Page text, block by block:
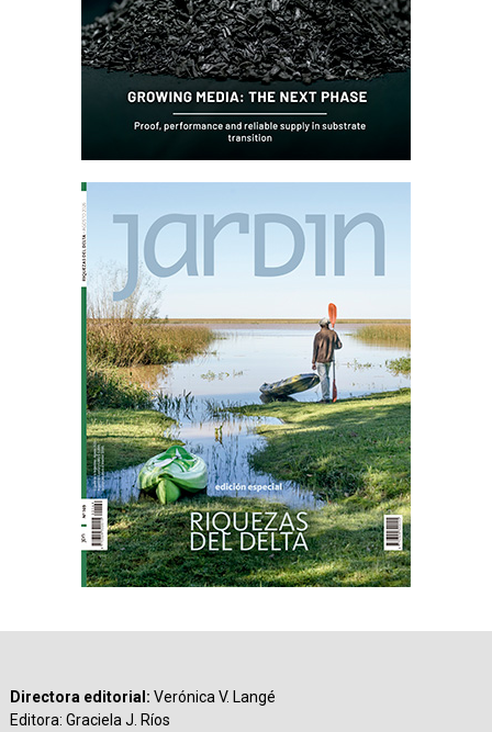
Directora editorial: Verónica V. Langé
Editora: Graciela J. Ríos